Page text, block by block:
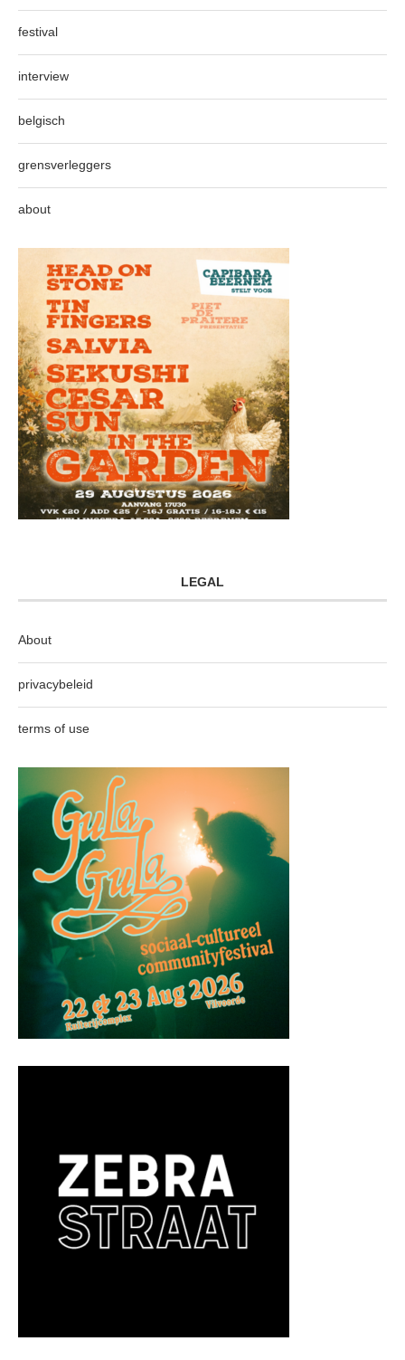
festival
interview
belgisch
grensverleggers
about
LEGAL
About
privacybeleid
terms of use